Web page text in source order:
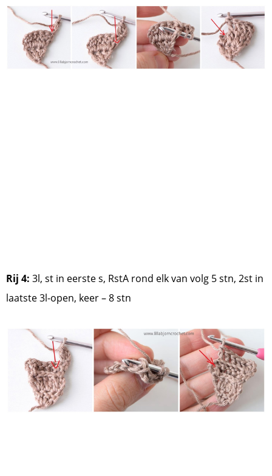
Rij 4: 3l, st in eerste s, RstA rond elk van volg 5 stn, 2st in
laatste 3l-open, keer – 8 stn